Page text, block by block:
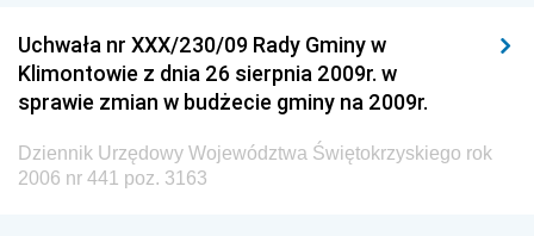
Uchwała nr XXX/230/09 Rady Gminy w
Klimontowie z dnia 26 sierpnia 2009r. w
sprawie zmian w budżecie gminy na 2009r.
Dziennik Urzędowy Województwa Świętokrzyskiego rok
2006 nr 441 poz. 3163